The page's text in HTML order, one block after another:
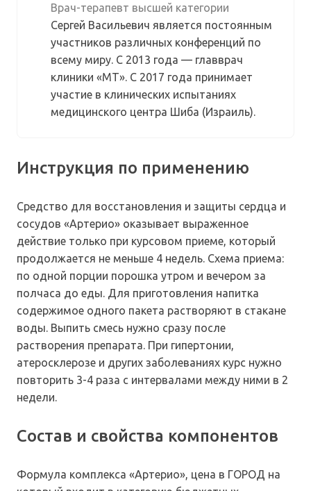
Врач-терапевт высшей категории
Сергей Васильевич является постоянным
участников различных конференций по
всему миру. С 2013 года — главврач
клиники «МТ». С 2017 года принимает
участие в клинических испытаниях
медицинского центра Шиба (Израиль).
Инструкция по применению
Средство для восстановления и защиты сердца и
сосудов «Артерио» оказывает выраженное
действие только при курсовом приеме, который
продолжается не меньше 4 недель. Схема приема:
по одной порции порошка утром и вечером за
полчаса до еды. Для приготовления напитка
содержимое одного пакета растворяют в стакане
воды. Выпить смесь нужно сразу после
растворения препарата. При гипертонии,
атеросклерозе и других заболеваниях курс нужно
повторить 3-4 раза с интервалами между ними в 2
недели.
Состав и свойства компонентов
Формула комплекса «Артерио», цена в ГОРОД на